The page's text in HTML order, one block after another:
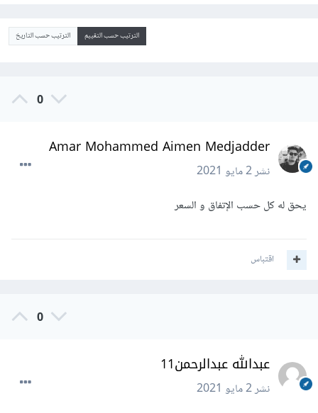
الترتيب حسب التقييم الترتيب حسب التاريخ
0
Amar Mohammed Aimen Medjadder
نشر2 مايو 2021
يحق له كل حسب الإتفاق و السعر
اقتباس
0
عبدالله عبدالرحمن11
نشر2 مايو 2021